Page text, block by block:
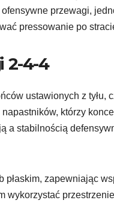
przewagi,
pressowanie po
2-4-4
ustawionych z tyłu,
którzy
a stabilnością
zapewniając
wykorzystać